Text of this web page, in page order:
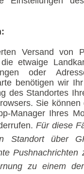
Versand von
etwaige
oder
benötigen wir
des Standortes
Sie können
Manager Ihres
Für diese
Standort über
Pushnachrichten
zu einem